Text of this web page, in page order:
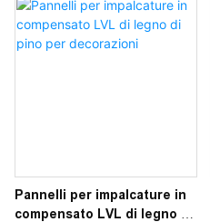
Pannelli per impalcature in
compensato LVL di legno di